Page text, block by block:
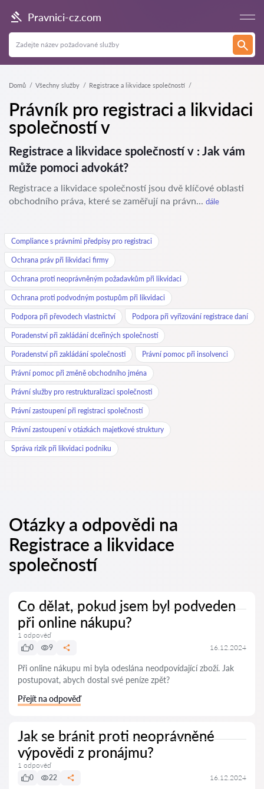
Pravnici-cz.com
Domů Všechny služby Registrace a likvidace společností
Právník pro registraci a likvidaci
společností v
Registrace a likvidace společností v : Jak vám
může pomoci advokát?
Registrace a likvidace společností jsou dvě klíčové oblasti
obchodního práva, které se zaměřují na právn... dále
Compliance s právními předpisy pro registraci
Ochrana práv při likvidaci firmy
Ochrana proti neoprávněným požadavkům při likvidaci
Ochrana proti podvodným postupům při likvidaci
Podpora při převodech vlastnictví Podpora při vyřizování registrace daní
Poradenství při zakládání dceřiných společností
Poradenství při zakládání společnosti Právní pomoc při insolvenci
Právní pomoc při změně obchodního jména
Právní služby pro restrukturalizaci společnosti
Právní zastoupení při registraci společností
Právní zastoupení v otázkách majetkové struktury
Správa rizik při likvidaci podniku
Otázky a odpovědi na
Registrace a likvidace
společností
Co dělat, pokud jsem byl podveden
při online nákupu?
1 odpověď
0
9 16.12.2024
Při online nákupu mi byla odeslána neodpovídající zboží. Jak
postupovat, abych dostal své peníze zpět?
Přejít na odpověď
Jak se bránit proti neoprávněné
výpovědi z pronájmu?
1 odpověď
0
22 16.12.2024